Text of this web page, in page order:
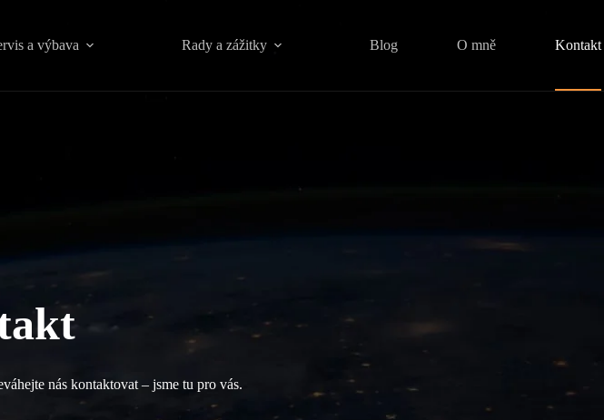
a výbava Rady a zážitky Blog O mně Kontakt
nás kontaktovat – jsme tu pro vás.